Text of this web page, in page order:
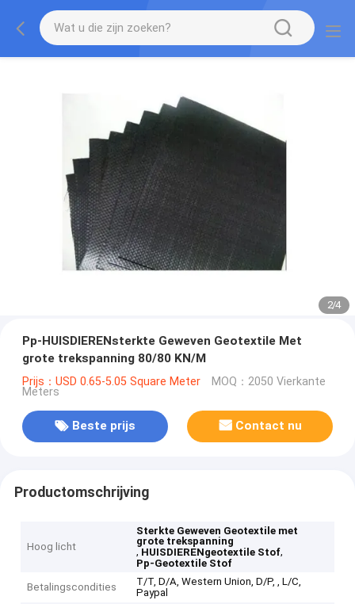
2/4
Pp-HUISDIERENsterkte Geweven Geotextile Met
grote trekspanning 80/80 KN/M
Prijs：USD 0.65-5.05 Square Meter MOQ：2050 Vierkante
Meters
Beste prijs Contact nu
Productomschrijving
Hoog licht
Sterkte Geweven Geotextile met
grote trekspanning
, HUISDIERENgeotextile Stof,
Pp-Geotextile Stof
Betalingscondities
T/T, D/A, Western Union, D/P, , L/C,
Paypal